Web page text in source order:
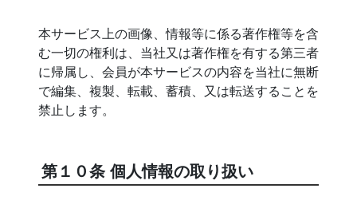
本サービス上の画像、情報等に係る著作権等を含
む一切の権利は、当社又は著作権を有する第三者
に帰属し、会員が本サービスの内容を当社に無断
で編集、複製、転載、蓄積、又は転送することを
禁止します。
第１０条 個人情報の取り扱い